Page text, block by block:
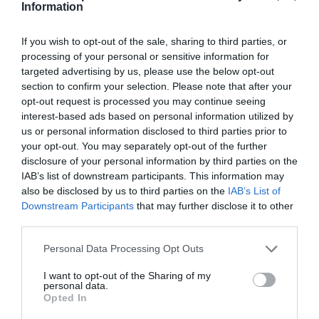
Information
If you wish to opt-out of the sale, sharing to third parties, or
processing of your personal or sensitive information for
targeted advertising by us, please use the below opt-out
section to confirm your selection. Please note that after your
opt-out request is processed you may continue seeing
interest-based ads based on personal information utilized by
us or personal information disclosed to third parties prior to
your opt-out. You may separately opt-out of the further
disclosure of your personal information by third parties on the
IAB’s list of downstream participants. This information may
also be disclosed by us to third parties on the IAB’s List of
Downstream Participants that may further disclose it to other
Personal Data Processing Opt Outs
I want to opt-out of the Sharing of my
personal data.
Opted In
comunicado para instar a la D.O. a actualizar la
"contrarrestar la tensa situación de suministro" y
ha asegurado que las iniciativas tomadas hasta
ahora "no son suficientes ni llegan a tiempo para
evitar un ERTO".
Según Freixenet, la sequía ya ha acumulado un
déficit equivalente a 80 millones de botellas en el
sector del cava. Aún así, se han comprometido a
satisfacer la demanda de los consumidores a
corto y medio plazo. El grupo representa casi un
tercio del sector del cava y vende sus productos a
Freixenet dio a conocer hace dos semanas los
resultados financieros del 2023 y cifró la